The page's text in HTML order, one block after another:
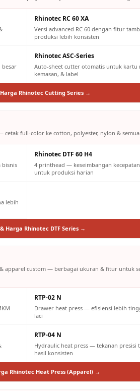
Rhinotec RC 60 XA
Versi advanced RC 60 dengan fitur
produksi lebih konsisten
besar
Rhinotec ASC-Series
Auto-sheet cutter otomatis untuk kartu
kemasan, & label
Rhinotec Cutting Series →
cetak full-color ke cotton, polyester, nylon &
bisnis
Rhinotec DTF 60 H4
4 printhead — keseimbangan
untuk produksi harian
lebih
Harga Rhinotec DTF Series →
apparel custom — berbagai ukuran & fitur untuk
RTP-02 N
Drawer heat press — efisiensi lebih
laci
RTP-04 N
Hydraulic heat press — tekanan presisi
hasil konsisten
Rhinotec Heat Press (Apparel) →